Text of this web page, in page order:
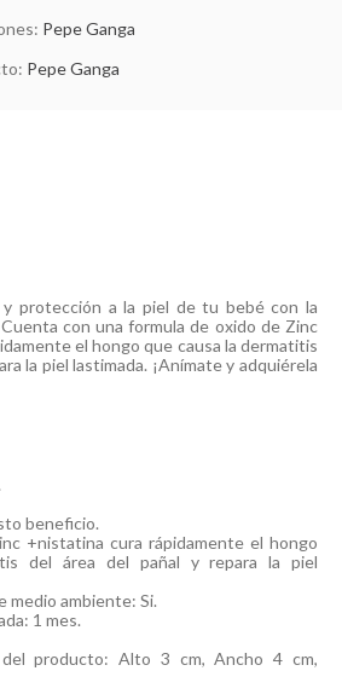
Pepe Ganga
Pepe Ganga
y protección a la piel de tu bebé con la
con una formula de oxido de Zinc
el hongo que causa la dermatitis
la piel lastimada. ¡Anímate y adquiérela
beneficio.
+nistatina cura rápidamente el hongo
del área del pañal y repara la piel
medio ambiente: Si.
1 mes.
del producto: Alto 3 cm, Ancho 4 cm,